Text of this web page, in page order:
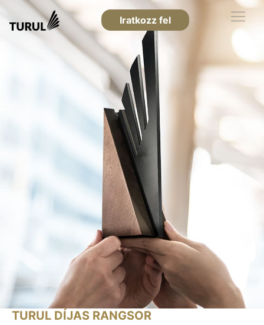
Iratkozz fel
TURUL DÍJAS RANGSOR